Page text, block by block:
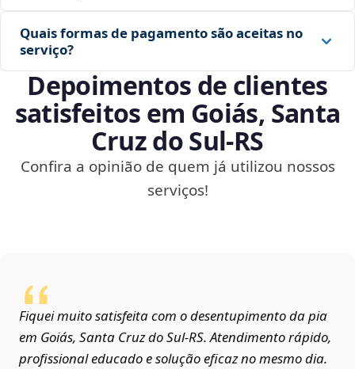
Quais formas de pagamento são aceitas no
serviço?
Depoimentos de clientes
satisfeitos em Goiás, Santa
Cruz do Sul‑RS
Confira a opinião de quem já utilizou nossos
serviços!
Fiquei muito satisfeita com o desentupimento da pia
em Goiás, Santa Cruz do Sul‑RS. Atendimento rápido,
profissional educado e solução eficaz no mesmo dia.